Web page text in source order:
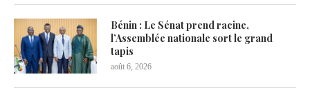
Bénin : Le Sénat prend racine,
l’Assemblée nationale sort le grand
tapis
août 6, 2026